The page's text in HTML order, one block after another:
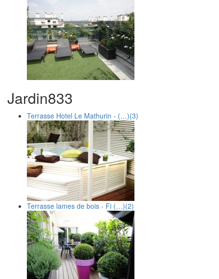
Jardin833
Terrasse Hotel Le Mathurin - (…)(3)
Terrasse lames de bois - Fi (…)(2)